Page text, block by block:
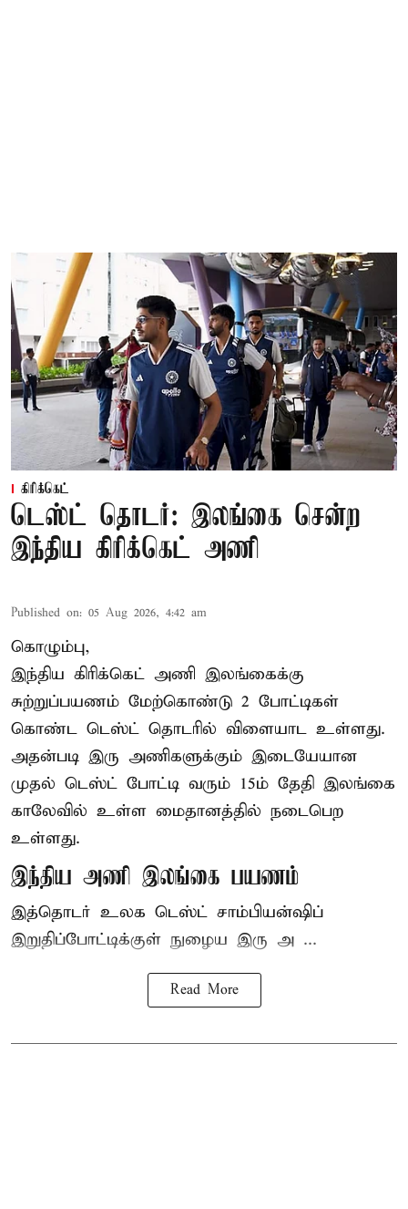
கிரிக்கெட்
டெஸ்ட் தொடர்: இலங்கை சென்ற
இந்திய கிரிக்கெட் அணி
Published on: 05 Aug 2026, 4:42 am
கொழும்பு,
இந்திய கிரிக்கெட் அணி இலங்கைக்கு
சுற்றுப்பயணம் மேற்கொண்டு 2 போட்டிகள்
கொண்ட டெஸ்ட் தொடரில் விளையாட உள்ளது.
அதன்படி இரு அணிகளுக்கும் இடையேயான
முதல் டெஸ்ட் போட்டி வரும் 15ம் தேதி இலங்கை
காலேவில் உள்ள மைதானத்தில் நடைபெற
உள்ளது.
இந்திய அணி இலங்கை பயணம்
இத்தொடர் உலக டெஸ்ட் சாம்பியன்ஷிப்
இறுதிப்போட்டிக்குள் நுழைய இரு அ ...
Read More